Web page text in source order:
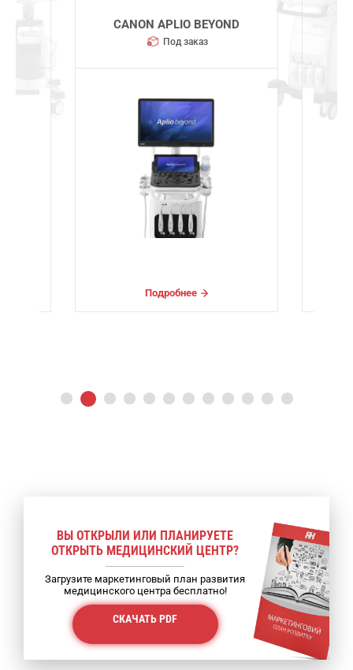
CANON APLIO BEYOND
Под заказ
Подробнее
ВЫ ОТКРЫЛИ ИЛИ ПЛАНИРУЕТЕ
ОТКРЫТЬ МЕДИЦИНСКИЙ ЦЕНТР?
Загрузите маркетинговый план развития
медицинского центра бесплатно!
СКАЧАТЬ PDF